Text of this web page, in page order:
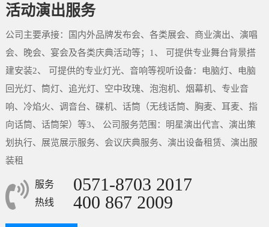
活动演出服务
公司主要承接：国内外品牌发布会、各类展会、商业演出、演唱
会、晚会、宴会及各类庆典活动等；1、 可提供专业舞台背景搭
建安装2、 可提供的专业灯光、音响等视听设备：电脑灯、电脑
回光灯、筒灯、追光灯、空中玫瑰、泡泡机、烟幕机、专业音
响、冷焰火、调音台、碟机、话筒（无线话筒、胸麦、耳麦、指
向话筒、话筒架）等3、 公司服务范围：明星演出代言、演出策
划执行、展览展示服务、会议庆典服务、演出设备租赁、演出服
装租
服务
热线
0571-8703 2017
400 867 2009